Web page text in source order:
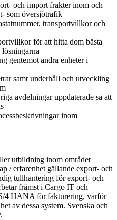
och import frakter inom och
som översjötrafik
transportvillkor och
för att hitta dom bästa
gentemot andra enheter i
samt underhåll och utveckling
avdelningar uppdaterade så att
inom
utbildning inom området
/ erfarenhet gällande export- och
tullhantering för export- och
främst i Cargo IT och
4 HANA för fakturering, varför
av dessa system. Svenska och